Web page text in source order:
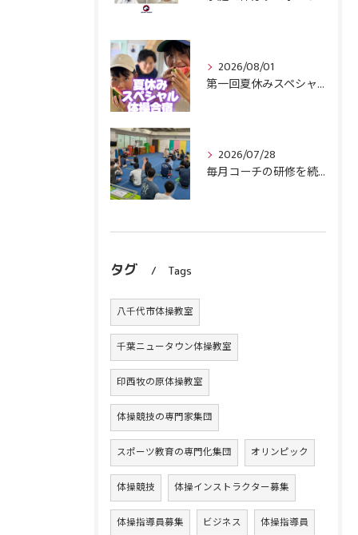
2026/08/01
第一回夏休みスペシャル体操合宿終了！
2026/07/28
毎月コーチの研修を続けます！
タグ Tags
八千代市体操教室
千葉ニュータウン体操教室
印西牧の原体操教室
体操競技の専門家集団
スポーツ教育の専門化集団 オリンピック
体操競技 体操インストラクター募集
体操指導員募集 ビジネス 体操指導員